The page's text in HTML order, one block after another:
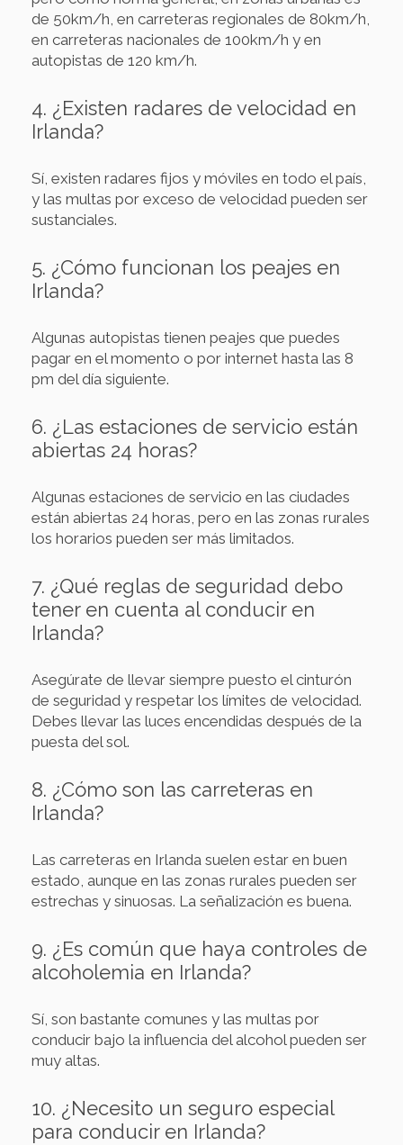
de 50km/h, en carreteras regionales de 80km/h,
en carreteras nacionales de 100km/h y en
autopistas de 120 km/h.
4. ¿Existen radares de velocidad en
Irlanda?
Sí, existen radares fijos y móviles en todo el país,
y las multas por exceso de velocidad pueden ser
sustanciales.
5. ¿Cómo funcionan los peajes en
Irlanda?
Algunas autopistas tienen peajes que puedes
pagar en el momento o por internet hasta las 8
pm del día siguiente.
6. ¿Las estaciones de servicio están
abiertas 24 horas?
Algunas estaciones de servicio en las ciudades
están abiertas 24 horas, pero en las zonas rurales
los horarios pueden ser más limitados.
7. ¿Qué reglas de seguridad debo
tener en cuenta al conducir en
Irlanda?
Asegúrate de llevar siempre puesto el cinturón
de seguridad y respetar los límites de velocidad.
Debes llevar las luces encendidas después de la
puesta del sol.
8. ¿Cómo son las carreteras en
Irlanda?
Las carreteras en Irlanda suelen estar en buen
estado, aunque en las zonas rurales pueden ser
estrechas y sinuosas. La señalización es buena.
9. ¿Es común que haya controles de
alcoholemia en Irlanda?
Sí, son bastante comunes y las multas por
conducir bajo la influencia del alcohol pueden ser
muy altas.
10. ¿Necesito un seguro especial
para conducir en Irlanda?